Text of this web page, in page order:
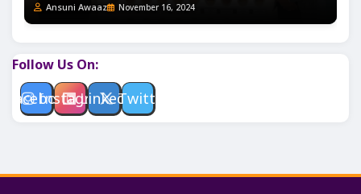
Ansuni Awaaz November 16, 2024
Follow Us On:
Facebook
Instagram
LinkedinTwitter